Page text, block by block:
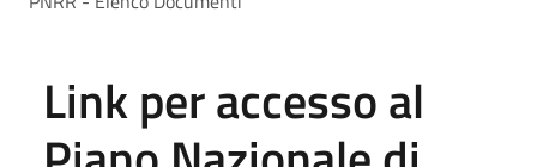
Link per accesso al